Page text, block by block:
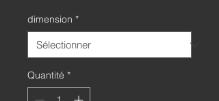
dimension *
Quantité *